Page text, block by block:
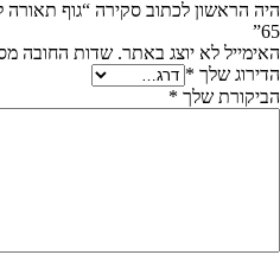
65”
האימייל לא יוצג באתר. שדות החובה
הדירוג שלך *
הביקורת שלך *